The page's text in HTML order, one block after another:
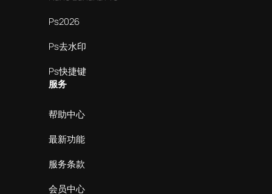
Ps2026
Ps去水印
Ps快捷键
服务
帮助中心
最新功能
服务条款
会员中心